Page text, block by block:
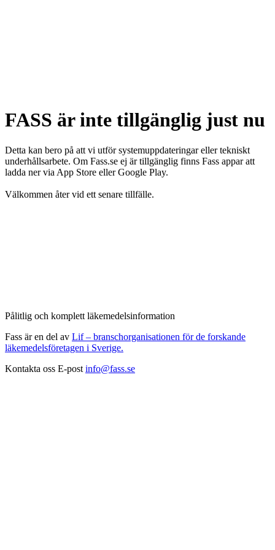
FASS är inte tillgänglig just nu
Detta kan bero på att vi utför systemuppdateringar eller tekniskt
underhållsarbete. Om Fass.se ej är tillgänglig finns Fass appar att
ladda ner via App Store eller Google Play.
Välkommen åter vid ett senare tillfälle.
Pålitlig och komplett läkemedelsinformation
Fass är en del av Lif – branschorganisationen för de forskande
läkemedelsföretagen i Sverige.
Kontakta oss E-post info@fass.se